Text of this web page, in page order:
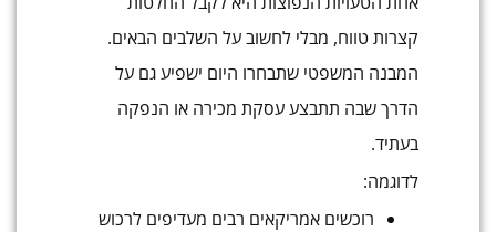
קצרות טווח, מבלי לחשוב על השלבים הבאים.
המבנה המשפטי שתבחרו היום ישפיע גם על
הדרך שבה תתבצע עסקת מכירה או הנפקה
בעתיד.
לדוגמה:
רוכשים אמריקאים רבים מעדיפים לרכוש